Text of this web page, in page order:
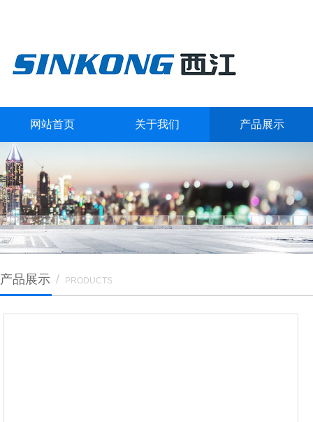
网站首页 关于我们 产品展示
产品展示 / PRODUCTS